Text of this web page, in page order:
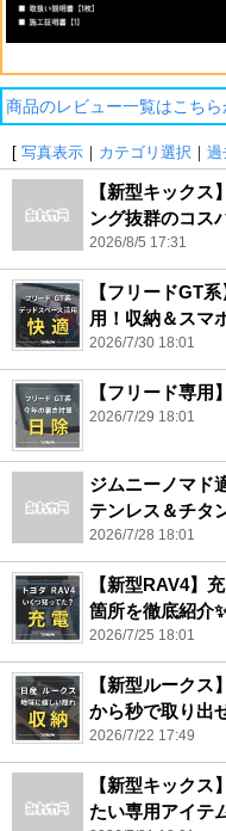
商品のレビュー一覧はこちら
[ 写真表示 ｜ カテゴリ選択 ｜ 過
【新型キック
ング抜群のコス
2026/8/5 17:31
【フリードGT
用！収納＆スマ
2026/7/30 18:01
【フリード専用
2026/7/29 18:01
ジムニーノマド
テンレス＆チタ
2026/7/28 18:01
【新型RAV4】
箇所を徹底紹介
2026/7/25 18:01
【新型ルーク
から秒で取り出
2026/7/22 17:49
【新型キック
たい専用アイテ